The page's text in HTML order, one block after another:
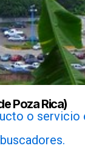
Poza Rica)
o servicio